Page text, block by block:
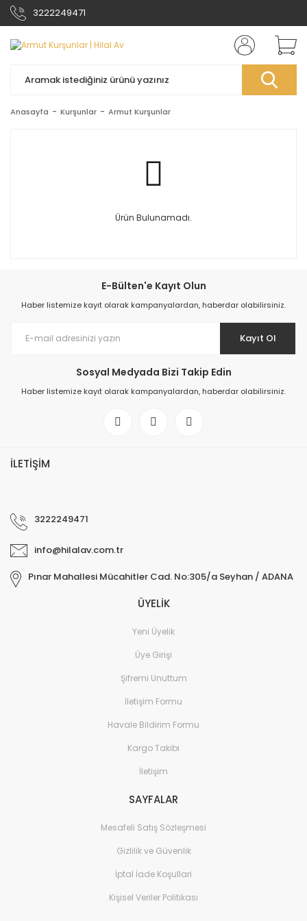
3222249471
Anasayfa Kurşunlar Armut Kurşunlar
Ürün Bulunamadı.
E-Bülten'e Kayıt Olun
Haber listemize kayıt olarak kampanyalardan, haberdar olabilirsiniz.
Kayıt Ol
Sosyal Medyada Bizi Takip Edin
Haber listemize kayıt olarak kampanyalardan, haberdar olabilirsiniz.
İLETİŞİM
3222249471
info@hilalav.com.tr
Pınar Mahallesi Mücahitler Cad. No:305/a Seyhan / ADANA
ÜYELİK
Yeni Üyelik
Üye Girişi
Şifremi Unuttum
İletişim Formu
Havale Bildirim Formu
Kargo Takibi
İletişim
SAYFALAR
Mesafeli Satış Sözleşmesi
Gizlilik ve Güvenlik
İptal İade Koşullari
Kişisel Veriler Politikası